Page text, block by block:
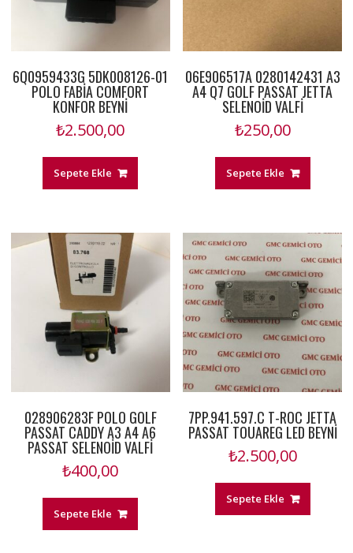
6Q0959433G 5DK008126-01
POLO FABİA COMFORT
KONFOR BEYNİ
₺2.500,00
Sepete Ekle
06E906517A 0280142431 A3
A4 Q7 GOLF PASSAT JETTA
SELENOİD VALFİ
₺250,00
Sepete Ekle
028906283F POLO GOLF
PASSAT CADDY A3 A4 A6
PASSAT SELENOİD VALFİ
₺400,00
Sepete Ekle
7PP.941.597.C T-ROC JETTA
PASSAT TOUAREG LED BEYNİ
₺2.500,00
Sepete Ekle